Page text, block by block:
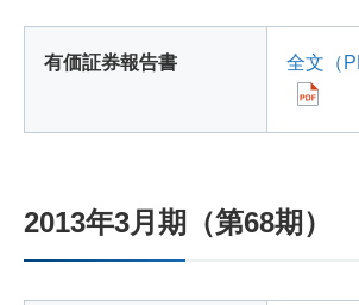
有価証券報告書 全文（
2013年3月期（第68期）